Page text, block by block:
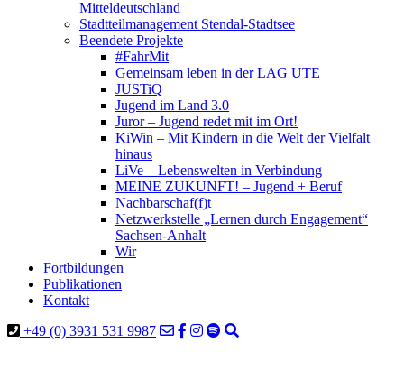
Mitteldeutschland
Stadtteilmanagement Stendal-Stadtsee
Beendete Projekte
#FahrMit
Gemeinsam leben in der LAG UTE
JUSTiQ
Jugend im Land 3.0
Juror – Jugend redet mit im Ort!
KiWin – Mit Kindern in die Welt der Vielfalt
hinaus
LiVe – Lebenswelten in Verbindung
MEINE ZUKUNFT! – Jugend + Beruf
Nachbarschaf(f)t
Netzwerkstelle „Lernen durch Engagement“
Sachsen-Anhalt
Wir
Fortbildungen
Publikationen
Kontakt
+49 (0) 3931 531 9987